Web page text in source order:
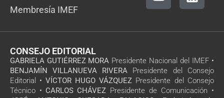
Membresía IMEF
CONSEJO EDITORIAL
GABRIELA GUTIÉRREZ MORA Presidente Nacional del IMEF •
BENJAMÍN VILLANUEVA RIVERA Presidente del Consejo
Editorial • VÍCTOR HUGO VÁZQUEZ Presidente del Consejo
Técnico • CARLOS CHÁVEZ Presidente de Comunicación •